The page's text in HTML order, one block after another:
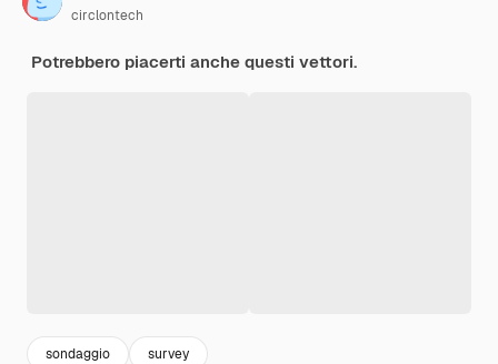
circlontech
Potrebbero piacerti anche questi vettori.
sondaggio survey